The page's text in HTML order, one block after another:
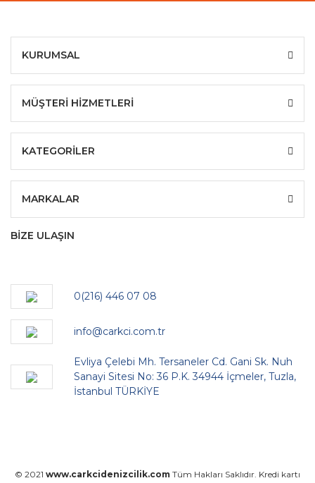
KURUMSAL
MÜŞTERİ HİZMETLERİ
KATEGORİLER
MARKALAR
BİZE ULAŞIN
0(216) 446 07 08
info@carkci.com.tr
Evliya Çelebi Mh. Tersaneler Cd. Gani Sk. Nuh
Sanayi Sitesi No: 36 P.K. 34944 İçmeler, Tuzla,
İstanbul TÜRKİYE
© 2021 www.carkcidenizcilik.com Tüm Hakları Saklıdır. Kredi kartı